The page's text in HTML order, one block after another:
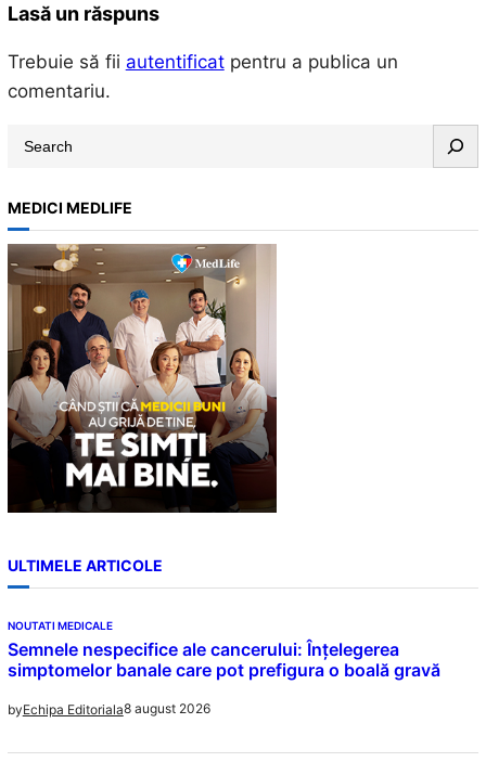
Lasă un răspuns
Trebuie să fii autentificatpentru a publica un
comentariu.
r
c
h
MEDICI MEDLIFE
ULTIMELE ARTICOLE
NOUTATI MEDICALE
Semnele nespecifice ale cancerului: Înțelegerea
simptomelor banale care pot prefigura o boală gravă
byEchipa Editoriala8 august 2026